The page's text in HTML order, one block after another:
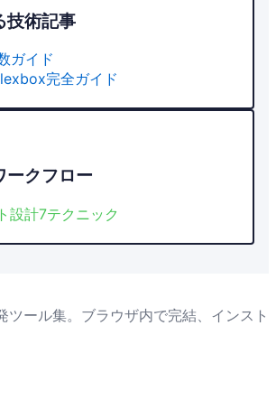
技術記事
ガイド
完全ガイド
ークフロー
設計7テクニック
ツール集。ブラウザ内で完結、インスト